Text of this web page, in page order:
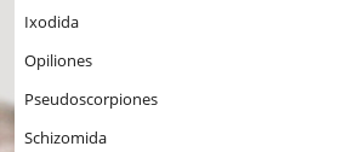
Ixodida
Opiliones
Pseudoscorpiones
Schizomida